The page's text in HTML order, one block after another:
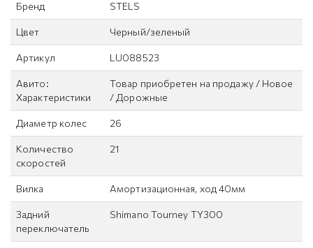
Бренд STELS
Цвет Черный/зеленый
Артикул LU088523
Авито:
Характеристики
Товар приобретен на продажу / Новое
/ Дорожные
Диаметр колес 26
Количество
скоростей
21
Вилка Амортизационная, ход 40мм
Задний
переключатель
Shimano Tourney TY300